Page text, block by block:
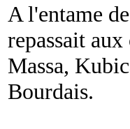
A l'entame
repassait
Massa,
Bourdais.